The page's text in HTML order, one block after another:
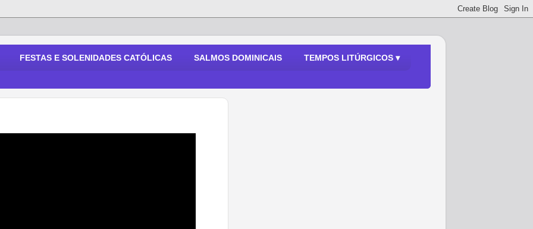
FESTAS E SOLENIDADES CATÓLICAS SALMOS DOMINICAIS TEMPOS LITÚRGICOS ▾